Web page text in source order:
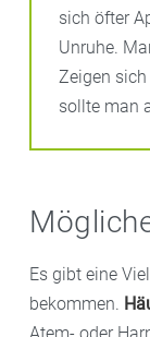
sich öfter
Unruhe.
Zeigen
sollte man
Es gibt eine
bekommen.